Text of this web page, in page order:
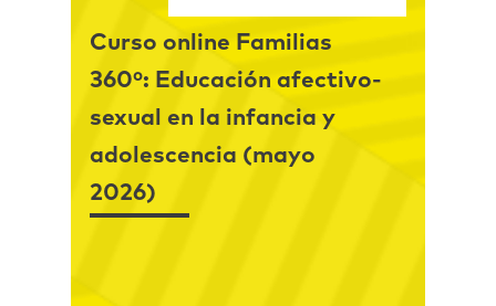
Curso online Familias
360º: Educación afectivo-
sexual en la infancia y
adolescencia (mayo
2026)